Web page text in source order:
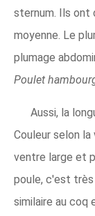
sternum. Ils ont
moyenne. Le
plumage
Poulet
Aussi, la
Couleur selon
ventre large et
poule, c'est
similaire au